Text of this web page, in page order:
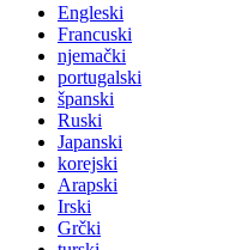
Engleski
Francuski
njemački
portugalski
španski
Ruski
Japanski
korejski
Arapski
Irski
Grčki